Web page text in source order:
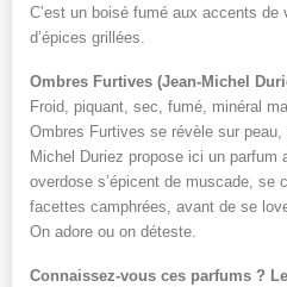
C’est un boisé fumé aux accents de
d’épices grillées.
Ombres Furtives (Jean-Michel
Froid, piquant, sec, fumé, minéral
Ombres Furtives se révèle sur
Michel Duriez propose ici un parfum
overdose s’épicent de muscade, se
facettes camphrées, avant de se
On adore ou on déteste.
Connaissez-vous ces parfums ?